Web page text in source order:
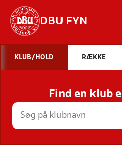
DBU FYN
STILLINGER,
KLUB/HOLD RÆKKE
Find en klub